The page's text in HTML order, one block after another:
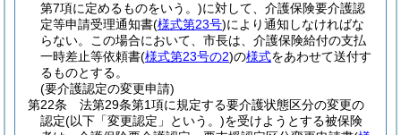
第7項に定めるものをいう。)に対して、介護保険要介護認
定等申請受理通知書(様式第23号)により通知しなければな
らない。
この場合において、市長は、介護保険給付の支払
一時差止等依頼書(様式第23号の2)の様式をあわせて送付す
るものとする。
(要介護認定の変更申請)
第22条
法第29条第1項に規定する要介護状態区分の変更の
認定(以下「変更認定」という。)を受けようとする被保険